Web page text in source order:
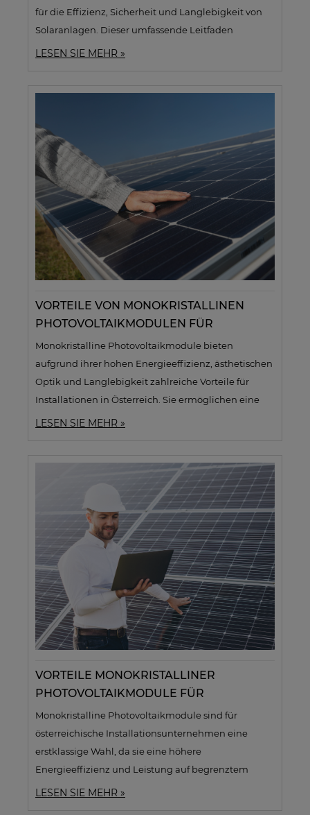
für die Effizienz, Sicherheit und Langlebigkeit von
Solaranlagen. Dieser umfassende Leitfaden
beleuchtet die verschiedenen Arten von
Soltechshop.de bietet ein breites Sortiment an
hochwertigen Montagesystemen und weiteren
Komponenten wie monokristallinen Solarmodulen
und Wechselrichtern. Profitieren Sie von Vorteilen
wie 0% Mehrwertsteuer für internationale Kunden,
schneller Lieferung und kompetenter Beratung für
erfolgreiche Solarprojekte in allen
deutschsprachigen Märkten.
LESEN SIE MEHR »
VORTEILE VON MONOKRISTALLINEN
PHOTOVOLTAIKMODULEN FÜR
ÖSTERREICHISCHE INSTALLATIONEN
Monokristalline Photovoltaikmodule bieten
aufgrund ihrer hohen Energieeffizienz, ästhetischen
Optik und Langlebigkeit zahlreiche Vorteile für
Installationen in Österreich. Sie ermöglichen eine
höhere Stromproduktion auf begrenztem Raum und
Installationsfirmen können durch den Einkauf bei
mit 0% Mehrwertsteuer erhebliche
Kosteneinsparungen erzielen. Unser Expertenteam
bietet professionelle Unterstützung, schnelle
Lieferung und eine breite Produktpalette, darunter
Wechselrichter, Montagesysteme und
Energiespeicher, um Ihre Projekte erfolgreich
umzusetzen.
LESEN SIE MEHR »
VORTEILE MONOKRISTALLINER
PHOTOVOLTAIKMODULE FÜR
ÖSTERREICHISCHE INSTALLATIONEN
Monokristalline Photovoltaikmodule sind für
österreichische Installationsunternehmen eine
erstklassige Wahl, da sie eine höhere
Energieeffizienz und Leistung auf begrenztem
Raum bieten. Ihr elegantes Design und ihre
LESEN SIE MEHR »